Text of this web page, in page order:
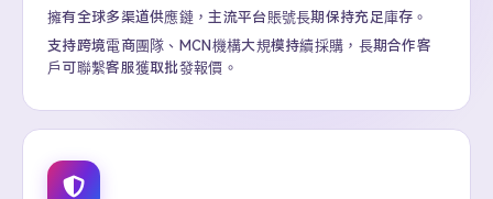
擁有全球多渠道供應鏈，主流平台賬號長期保持充足庫存。
支持跨境電商團隊、MCN機構大規模持續採購，長期合作客
戶可聯繫客服獲取批發報價。